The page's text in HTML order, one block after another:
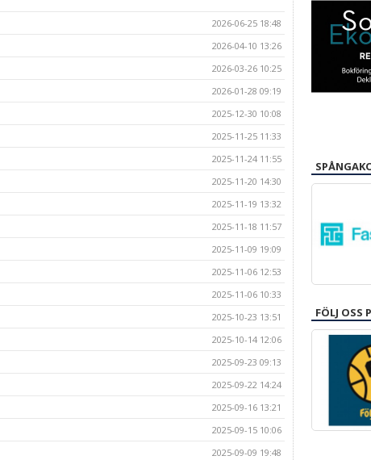
2026-06-25 18:48
2026-04-10 13:26
2026-03-26 10:25
2026-01-28 09:19
2025-12-30 10:08
2025-11-25 11:33
2025-11-24 11:55
2025-11-20 14:30
2025-11-19 13:32
2025-11-18 11:57
2025-11-09 19:09
2025-11-06 12:53
2025-11-06 10:33
2025-10-23 13:51
2025-10-14 12:06
2025-09-23 09:13
2025-09-22 14:24
2025-09-16 13:21
2025-09-15 10:06
2025-09-09 19:48
FÖLJ OSS